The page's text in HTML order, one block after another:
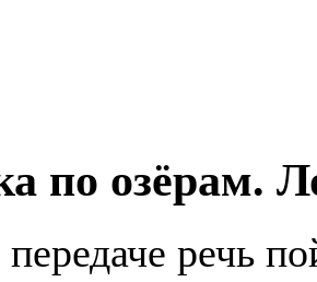
по озёрам.
речь